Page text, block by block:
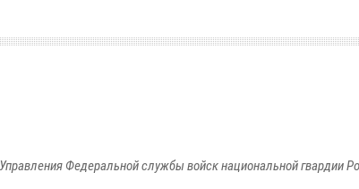
Федеральной службы войск национальной гвардии